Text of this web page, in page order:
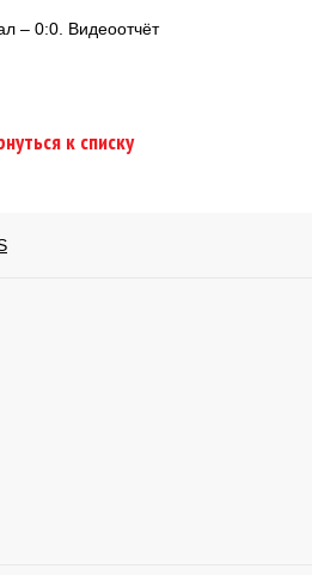
– 0:0. Видеоотчёт
к списку